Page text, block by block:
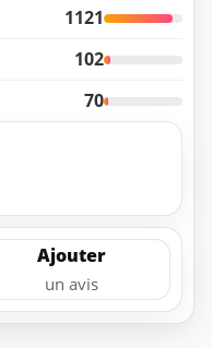
1121
102
70
Ajouter
un avis